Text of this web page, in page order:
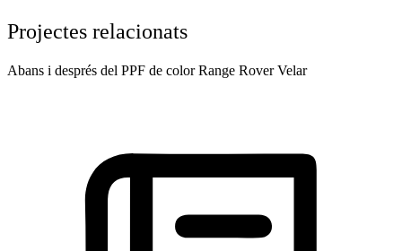
Projectes relacionats
Abans i després del PPF de color Range Rover Velar